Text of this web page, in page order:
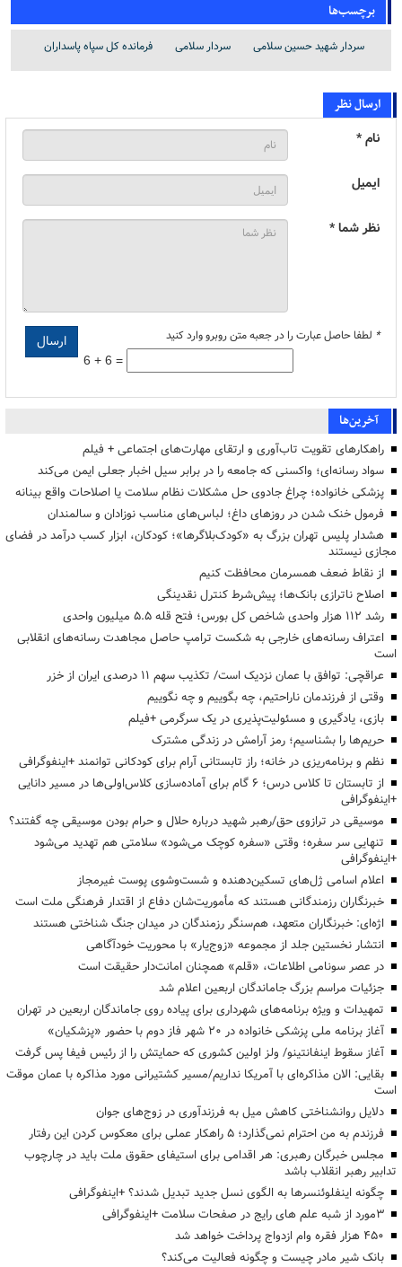
برچسب‌ها
سردار شهید حسین سلامی سردار سلامی فرمانده کل سپاه پاسداران
ارسال نظر
نام *
ایمیل
نظر شما *
* لطفا حاصل عبارت را در جعبه متن روبرو وارد کنید
6 + 6 =
آخرین‌ها
راهکارهای تقویت تاب‌آوری و ارتقای مهارت‌های اجتماعی + فیلم
سواد رسانه‌ای؛ واکسنی که جامعه را در برابر سیل اخبار جعلی ایمن می‌کند
پزشکی خانواده؛ چراغ جادوی حل مشکلات نظام سلامت یا اصلاحات واقع بینانه
فرمول خنک شدن در روزهای داغ؛ لباس‌های مناسب نوزادان و سالمندان
هشدار پلیس تهران بزرگ به «کودک‌بلاگرها»؛ کودکان، ابزار کسب درآمد در فضای
مجازی نیستند
از نقاط ضعف همسرمان محافظت کنیم
اصلاح ناترازی بانک‌ها؛ پیش‌شرط کنترل نقدینگی
رشد ۱۱۲ هزار واحدی شاخص کل بورس؛ فتح قله ۵.۵ میلیون واحدی
اعتراف رسانه‌های خارجی به شکست ترامپ حاصل مجاهدت رسانه‌های انقلابی
است
عراقچی: توافق با عمان نزدیک است/ تکذیب سهم ۱۱ درصدی ایران از خزر
وقتی از فرزندمان ناراحتیم، چه بگوییم و چه نگوییم
بازی، یادگیری و مسئولیت‌پذیری در یک سرگرمی +فیلم
حریم‌ها را بشناسیم؛ رمز آرامش در زندگی مشترک
نظم و برنامه‌ریزی در خانه؛ راز تابستانی آرام برای کودکانی توانمند +اینفوگرافی
از تابستان تا کلاس درس؛ ۶ گام برای آماده‌سازی کلاس‌اولی‌ها در مسیر دانایی
+اینفوگرافی
موسیقی در ترازوی حق/رهبر شهید درباره حلال و حرام بودن موسیقی چه گفتند؟
تنهایی سر سفره؛ وقتی «سفره کوچک می‌شود» سلامتی هم تهدید می‌شود
+اینفوگرافی
اعلام اسامی ژل‌های تسکین‌دهنده و شست‌وشوی پوست غیرمجاز
خبرنگاران رزمندگانی هستند که مأموریت‌شان دفاع از اقتدار فرهنگی ملت است
اژه‌ای: خبرنگاران متعهد، هم‌سنگر رزمندگان در میدان جنگ شناختی هستند
انتشار نخستین جلد از مجموعه «زوج‌یار» با محوریت خودآگاهی
در عصر سونامی اطلاعات، «قلم» همچنان امانت‌دار حقیقت است
جزئیات مراسم بزرگ جاماندگان اربعین اعلام شد
تمهیدات و ویژه برنامه‌های شهرداری برای پیاده روی جاماندگان اربعین در تهران
آغاز برنامه ملی پزشکی خانواده در ۲۰ شهر فاز دوم با حضور «پزشکیان»
آغاز سقوط اینفانتینو/ ولز اولین کشوری که حمایتش را از رئیس فیفا پس گرفت
بقایی: الان مذاکره‌ای با آمریکا نداریم/مسیر کشتیرانی مورد مذاکره با عمان موقت
است
دلایل روانشناختی کاهش میل به فرزندآوری در زوج‌های جوان
فرزندم به من احترام نمی‌گذارد؛ ۵ راهکار عملی برای معکوس کردن این رفتار
مجلس خبرگان رهبری: هر اقدامی برای استیفای حقوق ملت باید در چارچوب
تدابیر رهبر انقلاب باشد
چگونه اینفلوئنسرها به الگوی نسل جدید تبدیل شدند؟ +اینفوگرافی
3مورد از شبه علم های رایج در صفحات سلامت +اینفوگرافی
۴۵۰ هزار فقره وام ازدواج پرداخت خواهد شد
بانک شیر مادر چیست و چگونه فعالیت می‌کند؟